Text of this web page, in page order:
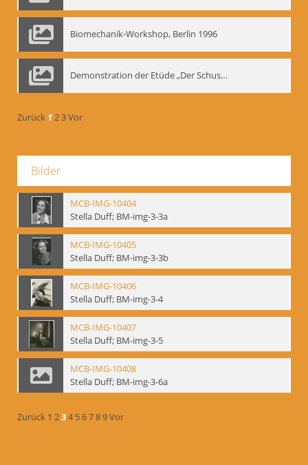
Biomechanik-Workshop, Berlin 1996
Demonstration der Etüde „Der Schuss mit dem Bogen“ durch Gennadij Nikolajewitsch Bogdanow, Berlin 1991
Zurück 123Vor
Bilder
MCB-IMG-10404
Stella Duff; BM-img-3-3a
MCB-IMG-10405
Stella Duff; BM-img-3-3b
MCB-IMG-10406
Stella Duff; BM-img-3-4
MCB-IMG-10407
Stella Duff; BM-img-3-5
MCB-IMG-10408
Stella Duff; BM-img-3-6a
Zurück 1 234 56789Vor